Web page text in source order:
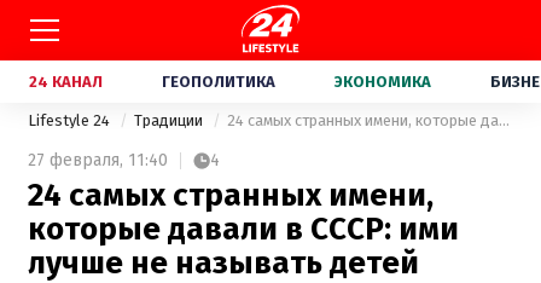
24 КАНАЛ ГЕОПОЛИТИКА ЭКОНОМИКА
Lifestyle 24 Традиции 24 самых странных имени, которые давали в СССР: ими лучше не называть детей
27 февраля, 11:40 4
24 самых странных имени,
которые давали в СССР: ими
лучше не называть детей